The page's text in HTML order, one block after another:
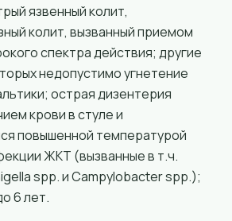
язвенный колит,
колит, вызванный приемом
спектра действия; другие
недопустимо угнетение
острая дизентерия
крови в стуле и
повышенной температурой
ЖКТ (вызванные в т.ч.
spp. и Campylobacter spp.);
6 лет.